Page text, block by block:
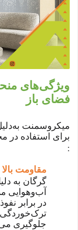
ویژگی‌های
فضای باز
میکروسمنت
برای استفاده
:
مقاومت
گرگان به
آب‌وهوایی
در برابر
جلوگیری